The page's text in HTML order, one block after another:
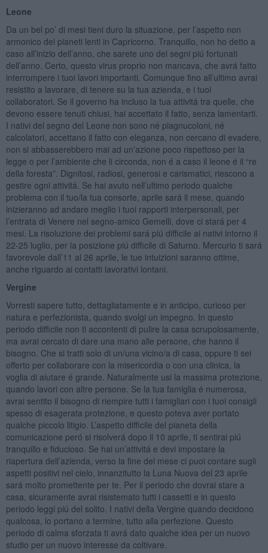
Leone
Da un bel po’ di mesi tieni duro la situazione, per l’aspetto non
armonico dei pianeti lenti in Capricorno. Tranquillo, non ho detto a
caso all’inizio dell’anno, che sarete uno dei segni piú fortunati
dell’anno. Certo, questo virus proprio non mancava, che avrá fatto
interrompere i tuoi lavori importanti. Comunque fino all’ultimo avrai
resistito a lavorare, di tenere su la tua azienda, e i tuoi
collaboratori. Se il governo ha incluso la tua attivitá tra quelle, che
devono essere tenuti chiusi, hai accettato il fatto, senza lamentarti.
I nativi del segno del Leone non sono né piagnucoloni, né
calcolatori, accettano il fatto con eleganza, non cercano di evadere,
non si abbasserebbero mai ad un’azione poco rispettoso per la
legge o per l’ambiente che li circonda, non é a caso il leone é il “re
della foresta”. Dignitosi, radiosi, generosi e carismatici, riescono a
gestire ogni attivitá. Se hai avuto nell’ultimo periodo qualche
problema con il tuo/la tua consorte, aprile sará il mese, quando
inizieranno ad andare meglio i tuoi rapporti interpersonali, per
l’entrata di Venere nel segno-amico Gemelli, dove ci stará per 4
mesi. La risoluzione dei problemi sará piú difficile ai nativi intorno il
22-25 luglio, per la posizione piú difficile di Saturno. Mercurio ti sará
favorevole dall’11 al 26 aprile, le tue intuizioni saranno ottime,
anche riguardo ai contatti lavorativi lontani.
Vergine
Vorresti sapere tutto, dettagliatamente e in anticipo, curioso per
natura e perfezionista, quando svolgi un impegno. In questo
periodo difficile non ti accontenti di pulire la casa scrupolosamente,
ma avrai cercato di dare una mano alle persone, che hanno il
bisogno. Che si tratti solo di un/una vicino/a di casa, oppure ti sei
offerto per collaborare con la misericordia o con una clinica, la
voglia di aiutare é grande. Naturalmente usi la massima protezione,
quando lavori con altre persone. Se la tua famiglia é numerosa,
avrai sentito il bisogno di riempire tutti i famigliari con i tuoi consigli
spesso di esagerata protezione, e questo poteva aver portato
qualche piccolo litigio. L’aspetto difficile del pianeta della
comunicazione peró si risolverá dopo il 10 aprile, ti sentirai piú
tranquillo e fiducioso. Se hai un’attivitá e devi impostare la
riapertura dell’azienda, verso la fine del mese ci puoi contare sugli
aspetti positivi nel cielo, innanzitutto la Luna Nuova del 23 aprile
sará molto promettente per te. Per il periodo che dovrai stare a
casa, sicuramente avrai risistemato tutti i cassetti e in questo
periodo leggi piú del solito. I nativi della Vergine quando decidono
qualcosa, lo portano a termine, tutto alla perfezione. Questo
periodo di calma sforzata ti avrá dato qualche idea per un nuovo
studio per un nuovo interesse da coltivare.